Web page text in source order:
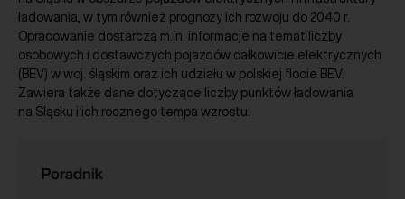
ładowania, w tym również prognozy ich rozwoju do 2040 r.
Opracowanie dostarcza m.in. informacje na temat liczby
osobowych i dostawczych pojazdów całkowicie elektrycznych
(BEV) w woj. śląskim oraz ich udziału w polskiej flocie BEV.
Zawiera także dane dotyczące liczby punktów ładowania
na Śląsku i ich rocznego tempa wzrostu.